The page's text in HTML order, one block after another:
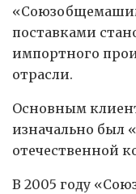
поставками
импортного
отрасли.
Основным
изначально был
отечественной
В 2005 году